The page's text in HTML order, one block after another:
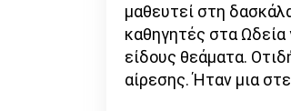
μαθευτεί στη
καθηγητές στα Ωδεία
είδους θεάματα.
αίρεσης. Ήταν μια